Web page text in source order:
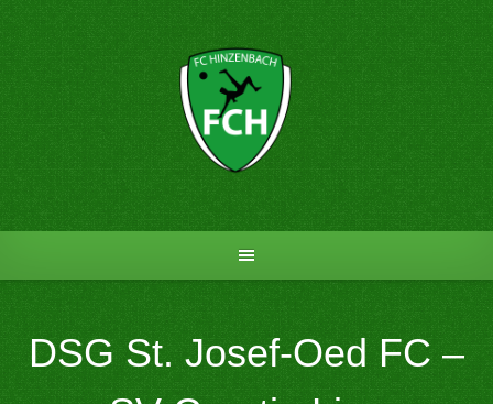
to
DSG St. Josef-Oed FC –